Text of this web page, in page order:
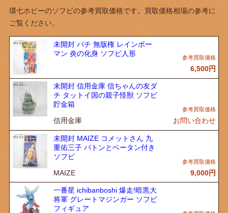
環七ホビーのソフビの参考買取価格です。買取価格相場の参考に
ご覧ください。
未開封 パチ 無版権 レインボー
マン 炎の化身 ソフビ人形
6,500円
未開封 信用金庫 信ちゃんの友ダ
チ タットイ国の親子怪獣 ソフビ
貯金箱
信用金庫 お問い合わせ
未開封 MAIZE コメットさん 九
重佑三子 バトンとベータン付き
ソフビ
MAIZE 9,000円
一番星 ichibanboshi 爆走!暗黒大
将軍 グレートマジンガー ソフビ
フィギュア